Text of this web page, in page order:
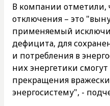
В компании отметили,
отключения – это
применяемый
дефицита, для
и потребления в
них энергетики
прекращения
энергосистему", -